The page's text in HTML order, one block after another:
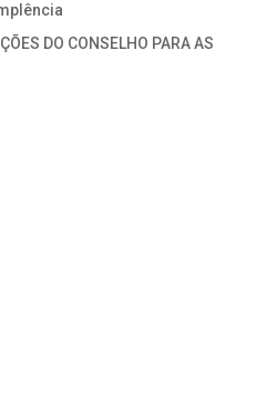
DO CONSELHO PARA AS